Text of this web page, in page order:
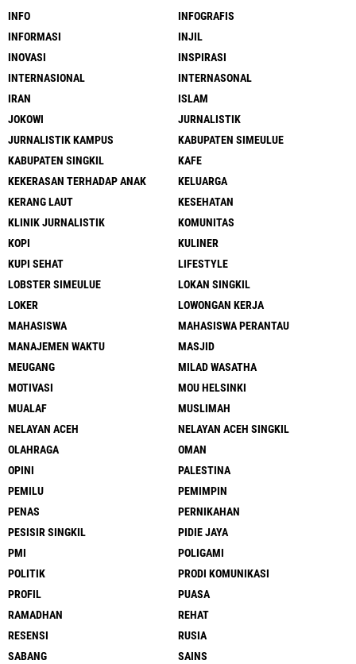
INFO
INFOGRAFIS
INFORMASI
INJIL
INOVASI
INSPIRASI
INTERNASIONAL
INTERNASONAL
IRAN
ISLAM
JOKOWI
JURNALISTIK
JURNALISTIK KAMPUS
KABUPATEN SIMEULUE
KABUPATEN SINGKIL
KAFE
KEKERASAN TERHADAP ANAK
KELUARGA
KERANG LAUT
KESEHATAN
KLINIK JURNALISTIK
KOMUNITAS
KOPI
KULINER
KUPI SEHAT
LIFESTYLE
LOBSTER SIMEULUE
LOKAN SINGKIL
LOKER
LOWONGAN KERJA
MAHASISWA
MAHASISWA PERANTAU
MANAJEMEN WAKTU
MASJID
MEUGANG
MILAD WASATHA
MOTIVASI
MOU HELSINKI
MUALAF
MUSLIMAH
NELAYAN ACEH
NELAYAN ACEH SINGKIL
OLAHRAGA
OMAN
OPINI
PALESTINA
PEMILU
PEMIMPIN
PENAS
PERNIKAHAN
PESISIR SINGKIL
PIDIE JAYA
PMI
POLIGAMI
POLITIK
PRODI KOMUNIKASI
PROFIL
PUASA
RAMADHAN
REHAT
RESENSI
RUSIA
SABANG
SAINS